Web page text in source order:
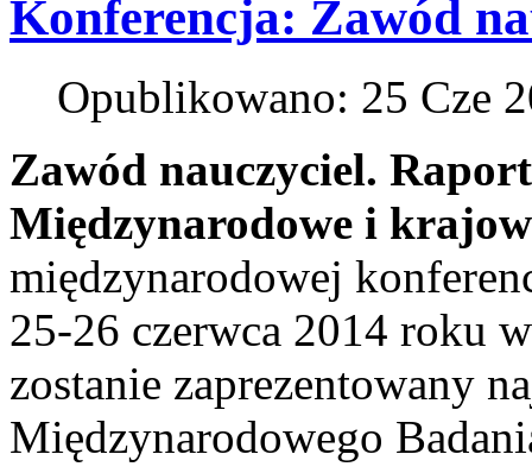
Konferencja: Zawód
Opublikowano: 25 Cze
Zawód nauczyciel.
Międzynarodowe i
międzynarodowej
25-26 czerwca 2014 roku
zostanie zaprezentowany
Międzynarodowego